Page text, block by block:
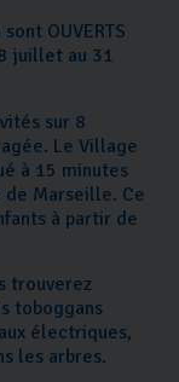
OUVERTS
juillet au 31
sur 8
Le Village
à 15 minutes
de Marseille. Ce
à partir de
trouverez
toboggans
électriques,
les arbres.